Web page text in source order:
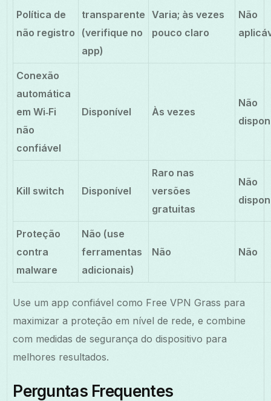
Política de
não registro
transparente
(verifique no
app)
Varia; às vezes
pouco claro
Não
Conexão
automática
em Wi‑Fi
não
confiável
Disponível Às vezes
Não
Kill switch Disponível
Raro nas
versões
gratuitas
Não
Proteção
contra
malware
Não (use
ferramentas
adicionais)
Não Não
Use um app confiável como Free VPN Grass para
maximizar a proteção em nível de rede, e combine
com medidas de segurança do dispositivo para
melhores resultados.
Perguntas Frequentes